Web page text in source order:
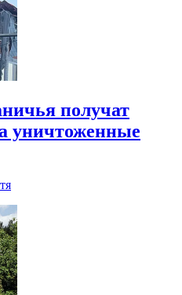
получат
уничтоженные